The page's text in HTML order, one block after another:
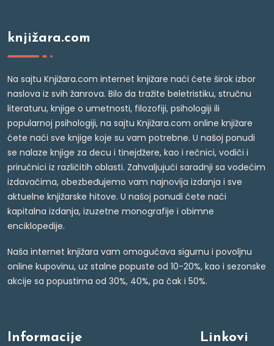
knjižara.com
Na sajtu Knjižara.com internet knjižare naći ćete širok izbor
naslova iz svih žanrova. Bilo da tražite beletristiku, stručnu
literaturu, knjige o umetnosti, filozofiji, psihologiji ili
popularnoj psihologiji, na sajtu Knjižara.com online knjižare
ćete naći sve knjige koje su vam potrebne. U našoj ponudi
se nalaze knjige za decu i tinejdžere, kao i rečnici, vodiči i
priručnici iz različitih oblasti. Zahvaljujući saradnji sa vodećim
izdavačima, obezbeđujemo vam najnovija izdanja i sve
aktuelne knjižarske hitove. U našoj ponudi ćete naći
kapitalna izdanja, izuzetne monografije i obimne
enciklopedije.
Naša internet knjižara vam omogućava sigurnu i povoljnu
online kupovinu, uz stalne popuste od 10-20%, kao i sezonske
akcije sa popustima od 30%, 40%, pa čak i 50%.
Informacije Linkovi